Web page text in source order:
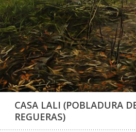
CASA LALI (POBLADURA
REGUERAS)